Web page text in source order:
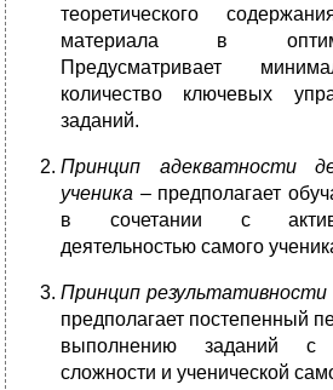
теоретического
материала в
Предусматривает
количество ключевых
заданий.
Принцип адекватности
ученика – предполагает
в сочетании с
деятельностью самого
Принцип результативности
предполагает постепенный
выполнению заданий с
сложности и ученической